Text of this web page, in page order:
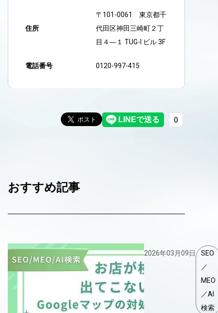
住所
〒101-0061 東京都千
代田区神田三崎町２丁
目４―１ TUG-I ビル 3F
電話番号 0120-997-415
おすすめ記事
2026年03月09日
SEO
／
MEO
／AI
検索